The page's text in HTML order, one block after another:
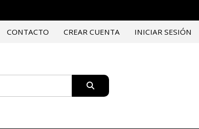
CONTACTO CREAR CUENTA INICIAR SESIÓN